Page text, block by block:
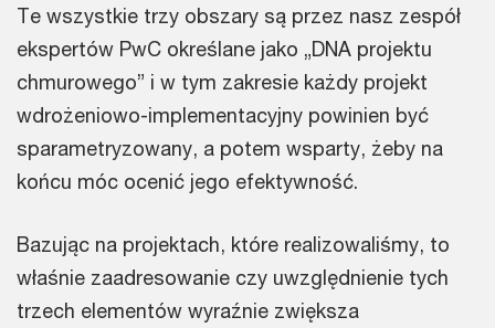
Te wszystkie trzy obszary są przez nasz zespół
ekspertów PwC określane jako „DNA projektu
chmurowego” i w tym zakresie każdy projekt
wdrożeniowo-implementacyjny powinien być
sparametryzowany, a potem wsparty, żeby na
końcu móc ocenić jego efektywność.
Bazując na projektach, które realizowaliśmy, to
właśnie zaadresowanie czy uwzględnienie tych
trzech elementów wyraźnie zwiększa